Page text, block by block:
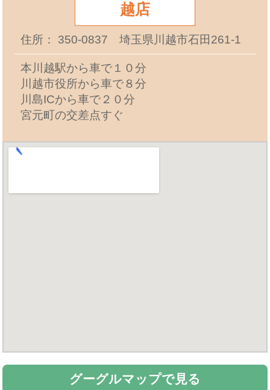
越店
住所： 350-0837 埼玉県川越市石田261-1
本川越駅から車で１０分
川越市役所から車で８分
川島ICから車で２０分
宮元町の交差点すぐ
グーグルマップで見る